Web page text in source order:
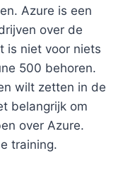
Azure is een
over de
is niet voor niets
500 behoren.
wilt zetten in de
belangrijk om
over Azure.
training.